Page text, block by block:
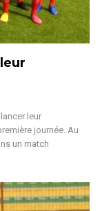
leur
journée. Au
un match